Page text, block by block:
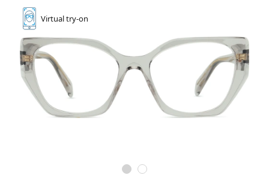
Virtualtry-on